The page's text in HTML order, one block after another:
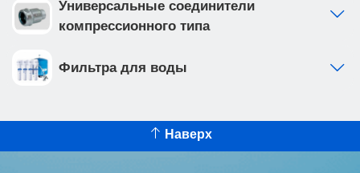
Универсальные соединители
компрессионного типа
Фильтра для воды
Наверх